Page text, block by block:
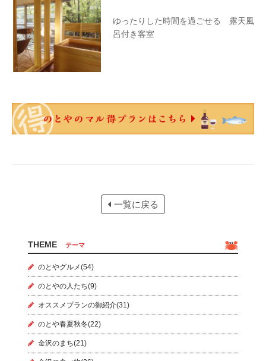
ゆったりした時間を過ごせる 露天風
呂付き客室
一覧に戻る
THEMEテーマ
のとやグルメ(54)
のとやの人たち(9)
オススメプランの御紹介(31)
のとや春夏秋冬(22)
金沢のまち(21)